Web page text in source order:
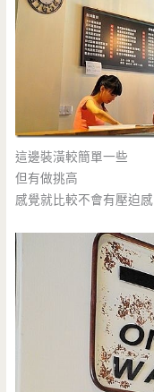
這邊裝潢較簡單一些
但有做挑高
感覺就比較不會有壓迫感